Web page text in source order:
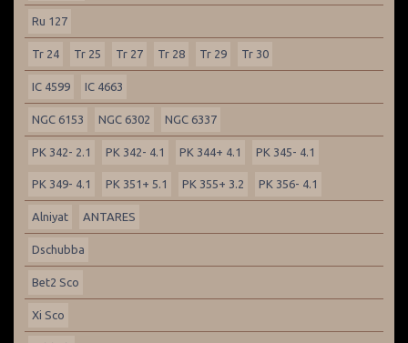
Ru 127
Tr 24 Tr 25 Tr 27 Tr 28 Tr 29 Tr 30
IC 4599 IC 4663
NGC 6153 NGC 6302 NGC 6337
PK 342- 2.1 PK 342- 4.1 PK 344+ 4.1 PK 345- 4.1
PK 349- 4.1 PK 351+ 5.1 PK 355+ 3.2 PK 356- 4.1
Alniyat ANTARES
Dschubba
Bet2 Sco
Xi Sco